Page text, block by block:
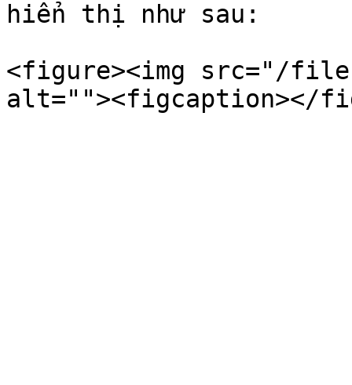
hiển thị như sau:
<figure><img src="/files/